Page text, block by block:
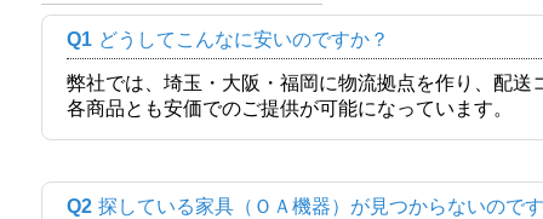
Q1 どうしてこんなに安いのですか？
弊社では、埼玉・大阪・福岡に物流拠点を作り、配
各商品とも安価でのご提供が可能になっています。
Q2 探している家具（ＯＡ機器）が見つからないので